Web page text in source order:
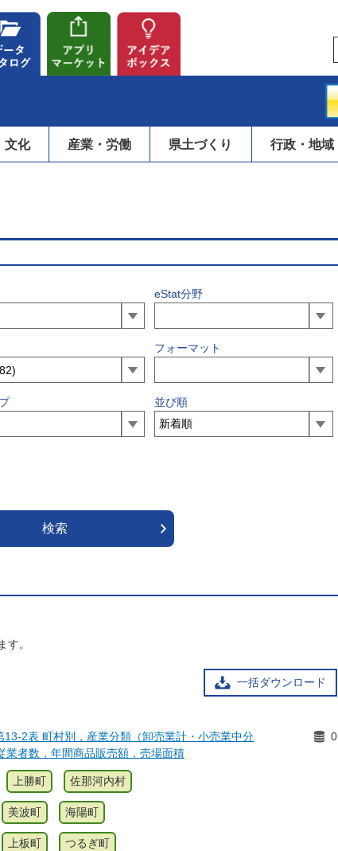
文化 産業・労働 県土づくり 行政・地域
eStat分野
フォーマット
並び順
す。
一括ダウンロード
2表 町村別，産業分類（卸売業計・小売業中分
業者数，年間商品販売額，売場面積
0
上勝町 佐那河内村
美波町 海陽町
上板町 つるぎ町